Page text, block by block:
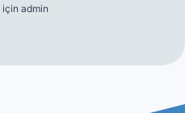
için admin